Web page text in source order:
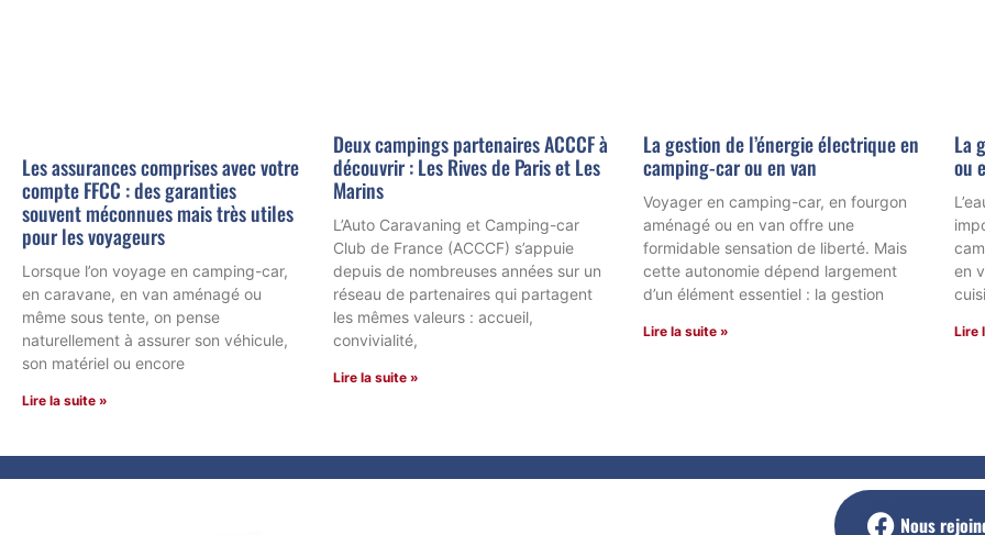
Les assurances comprises avec votre
compte FFCC : des garanties
souvent méconnues mais très utiles
pour les voyageurs
Lorsque l’on voyage en camping-car,
en caravane, en van aménagé ou
même sous tente, on pense
naturellement à assurer son véhicule,
son matériel ou encore
Lire la suite »
Deux campings partenaires ACCCF à
découvrir : Les Rives de Paris et Les
Marins
L’Auto Caravaning et Camping-car
Club de France (ACCCF) s’appuie
depuis de nombreuses années sur un
réseau de partenaires qui partagent
les mêmes valeurs : accueil,
convivialité,
Lire la suite »
La gestion de l’énergie électrique en
camping-car ou en van
Voyager en camping-car, en fourgon
aménagé ou en van offre une
formidable sensation de liberté. Mais
cette autonomie dépend largement
d’un élément essentiel : la gestion
Lire la suite »
La
ou
en
Lire
Nous